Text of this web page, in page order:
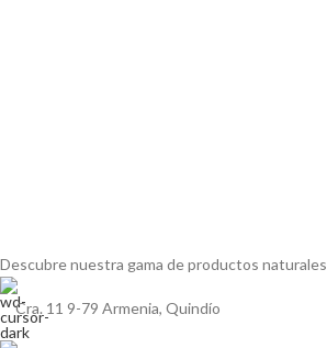
Descubre nuestra gama deproductos naturales
Cra. 11 9-79 Armenia, Quindío